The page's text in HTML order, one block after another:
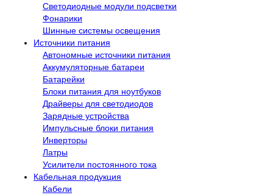
Светодиодные модули подсветки
Фонарики
Шинные системы освещения
Источники питания
Автономные источники питания
Аккумуляторные батареи
Батарейки
Блоки питания для ноутбуков
Драйверы для светодиодов
Зарядные устройства
Импульсные блоки питания
Инверторы
Латры
Усилители постоянного тока
Кабельная продукция
Кабели